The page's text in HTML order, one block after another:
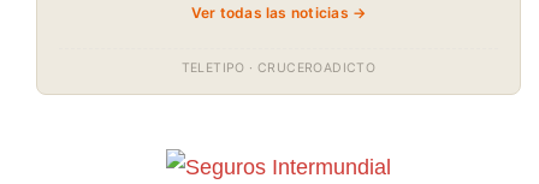
Ver todas las noticias →
TELETIPO · CRUCEROADICTO